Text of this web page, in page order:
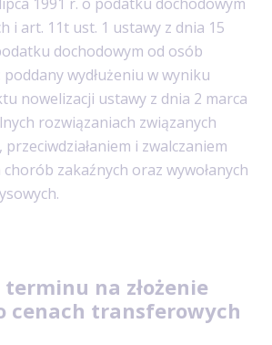
i art. 11t ust. 1 ustawy z dnia 15
dochodowym od osób
wydłużeniu w wyniku
nowelizacji ustawy z dnia 2 marca
rozwiązaniach związanych
i zwalczaniem
chorób zakaźnych oraz wywołanych
terminu na złożenie
cenach transferowych